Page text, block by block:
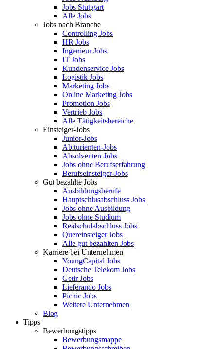
Jobs Stuttgart
Alle Jobs
Jobs nach Branche
Controlling Jobs
HR Jobs
Ingenieur Jobs
IT Jobs
Kundenservice Jobs
Logistik Jobs
Marketing Jobs
Online Marketing Jobs
Promotion Jobs
Vertrieb Jobs
Alle Tätigkeitsbereiche
Einsteiger-Jobs
Junior-Jobs
Abiturienten-Jobs
Absolventen-Jobs
Jobs ohne Berufserfahrung
Berufseinsteiger-Jobs
Gut bezahlte Jobs
Ausbildungsberufe
Hauptschlusabschluss Jobs
Jobs ohne Ausbildung
Jobs ohne Studium
Realschulabschluss Jobs
Quereinsteiger Jobs
Alle gut bezahlten Jobs
Karriere bei Unternehmen
YoungCapital Jobs
Deutsche Telekom Jobs
Getir Jobs
Lieferando Jobs
Picnic Jobs
Weitere Unternehmen
Blog
Tipps
Bewerbungstipps
Bewerbungsmappe